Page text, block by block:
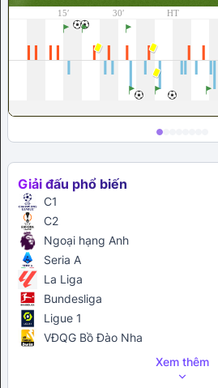
Giải đấu phổ biến
C1
C2
Ngoại hạng Anh
Seria A
La Liga
Bundesliga
Ligue 1
VĐQG Bồ Đào Nha
Xem thêm